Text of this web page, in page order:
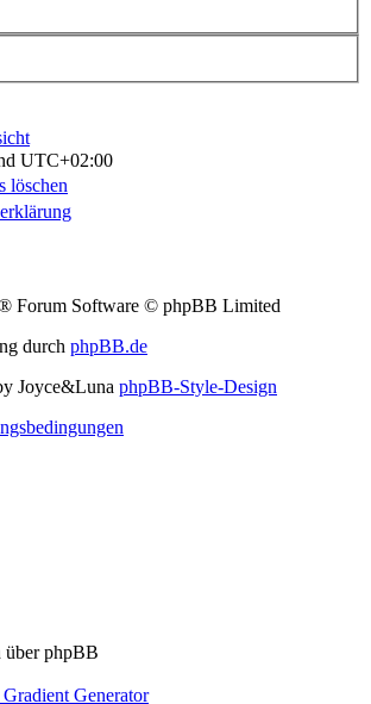
UTC+02:00
löschen
Forum Software © phpBB Limited
durch phpBB.de
Joyce&Luna phpBB-Style-Design
über phpBB
Generator